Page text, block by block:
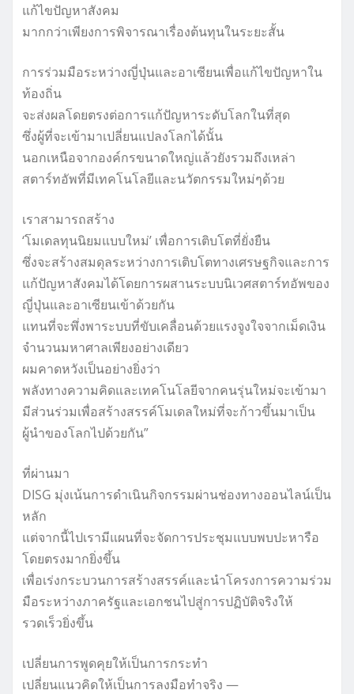
แก้ไขปัญหาสังคม
มากกว่าเพียงการพิจารณาเรื่องต้นทุนในระยะสั้น
การร่วมมือระหว่างญี่ปุ่นและอาเซียนเพื่อแก้ไขปัญหาใน
ท้องถิ่น
จะส่งผลโดยตรงต่อการแก้ปัญหาระดับโลกในที่สุด
ซึ่งผู้ที่จะเข้ามาเปลี่ยนแปลงโลกได้นั้น
นอกเหนือจากองค์กรขนาดใหญ่แล้วยังรวมถึงเหล่า
สตาร์ทอัพที่มีเทคโนโลยีและนวัตกรรมใหม่ๆด้วย
เราสามารถสร้าง
‘โมเดลทุนนิยมแบบใหม่’ เพื่อการเติบโตที่ยั่งยืน
ซึ่งจะสร้างสมดุลระหว่างการเติบโตทางเศรษฐกิจและการ
แก้ปัญหาสังคมได้โดยการผสานระบบนิเวศสตาร์ทอัพของ
ญี่ปุ่นและอาเซียนเข้าด้วยกัน
แทนที่จะพึ่งพาระบบที่ขับเคลื่อนด้วยแรงจูงใจจากเม็ดเงิน
จำนวนมหาศาลเพียงอย่างเดียว
ผมคาดหวังเป็นอย่างยิ่งว่า
พลังทางความคิดและเทคโนโลยีจากคนรุ่นใหม่จะเข้ามา
มีส่วนร่วมเพื่อสร้างสรรค์โมเดลใหม่ที่จะก้าวขึ้นมาเป็น
ผู้นำของโลกไปด้วยกัน”
ที่ผ่านมา
DISG มุ่งเน้นการดำเนินกิจกรรมผ่านช่องทางออนไลน์เป็น
หลัก
แต่จากนี้ไปเรามีแผนที่จะจัดการประชุมแบบพบปะหารือ
โดยตรงมากยิ่งขึ้น
เพื่อเร่งกระบวนการสร้างสรรค์และนำโครงการความร่วม
มือระหว่างภาครัฐและเอกชนไปสู่การปฏิบัติจริงให้
รวดเร็วยิ่งขึ้น
เปลี่ยนการพูดคุยให้เป็นการกระทำ
เปลี่ยนแนวคิดให้เป็นการลงมือทำจริง —